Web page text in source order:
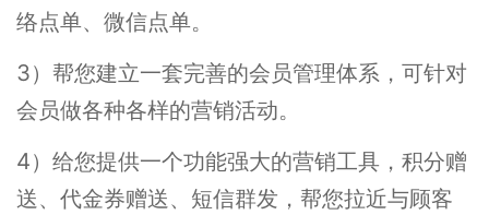
络点单、微信点单。
3）帮您建立一套完善的会员管理体系，可针对
会员做各种各样的营销活动。
4）给您提供一个功能强大的营销工具，积分赠
送、代金券赠送、短信群发，帮您拉近与顾客